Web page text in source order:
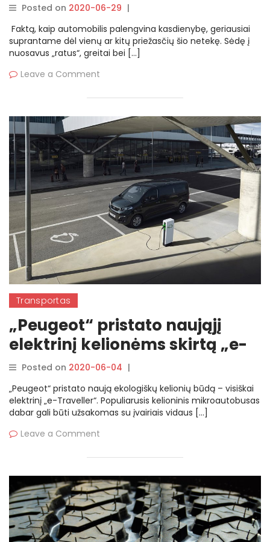
Posted on 2020-06-29 |
Faktą, kaip automobilis palengvina kasdienybę, geriausiai
suprantame dėl vienų ar kitų priežasčių šio netekę. Sėdę į
nuosavus „ratus“, greitai bei […]
Leave a Comment
Transportas
„Peugeot“ pristato naująjį
elektrinį kelionėms skirtą „e-
Traveller“
Posted on 2020-06-04 |
„Peugeot“ pristato naują ekologiškų kelionių būdą – visiškai
elektrinį „e-Traveller“. Populiarusis kelioninis mikroautobusas
dabar gali būti užsakomas su įvairiais vidaus […]
Leave a Comment